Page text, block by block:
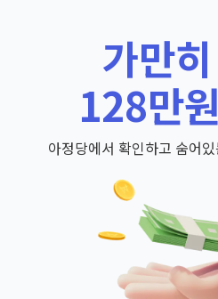
가만
128만
아정당에서 확인하고 숨어